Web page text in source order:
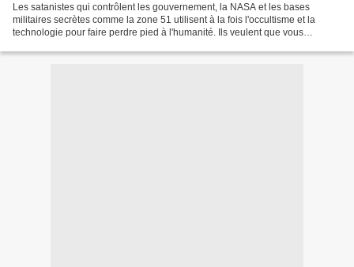
Les satanistes qui contrôlent les gouvernement, la NASA et les bases
militaires secrètes comme la zone 51 utilisent à la fois l'occultisme et la
technologie pour faire perdre pied à l'humanité. Ils veulent que vous